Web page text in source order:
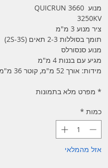
מנוע QUICRUN 3660
3250KV
ציר מנוע 3 מ"מ
תומך בסוללות 2-3 תאים (2S-3S)
מנוע סנסורלס
מגיע עם בננות 4 מ"מ
מידות: אורך 52 מ"מ, קוטר 36 מ"מ
* מפרט מלא בתמונות
כמות *
אזל מהמלאי